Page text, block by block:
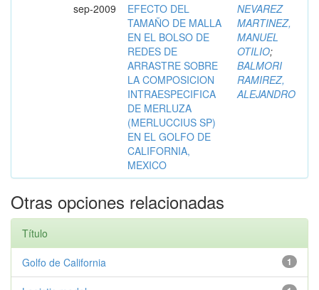
sep-2009
EFECTO DEL
TAMAÑO DE MALLA
EN EL BOLSO DE
REDES DE
ARRASTRE SOBRE
LA COMPOSICION
INTRAESPECIFICA
DE MERLUZA
(MERLUCCIUS SP)
EN EL GOLFO DE
CALIFORNIA,
MEXICO
NEVAREZ
MARTINEZ,
MANUEL
OTILIO;
BALMORI
RAMIREZ,
ALEJANDRO
Otras opciones relacionadas
Título
1
Golfo de California